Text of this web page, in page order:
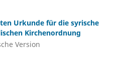
Urkunde für die syrische
Kirchenordnung
Version